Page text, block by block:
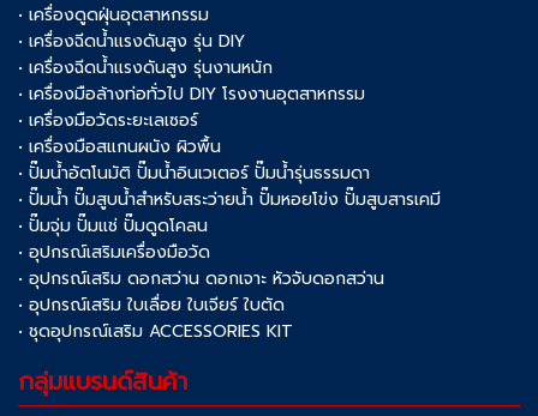
• เครื่องดูดฝุ่นอุตสาหกรรม
• เครื่องฉีดน้ำแรงดันสูง รุ่น DIY
• เครื่องฉีดน้ำแรงดันสูง รุ่นงานหนัก
• เครื่องมือล้างท่อทั่วไป DIY โรงงานอุตสาหกรรม
• เครื่องมือวัดระยะเลเซอร์
• เครื่องมือสแกนผนัง ผิวพื้น
• ปั๊มน้ำอัตโนมัติ ปั๊มน้ำอินเวเตอร์ ปั๊มน้ำรุ่นธรรมดา
• ปั๊มน้ำ ปั๊มสูบน้ำสำหรับสระว่ายน้ำ ปั๊มหอยโข่ง ปั๊มสูบสารเคมี
• ปั๊มจุ่ม ปั๊มแช่ ปั๊มดูดโคลน
• อุปกรณ์เสริมเครื่องมือวัด
• อุปกรณ์เสริม ดอกสว่าน ดอกเจาะ หัวจับดอกสว่าน
• อุปกรณ์เสริม ใบเลื่อย ใบเจียร์ ใบตัด
• ชุดอุปกรณ์เสริม ACCESSORIES KIT
กลุ่มแบรนด์สินค้า